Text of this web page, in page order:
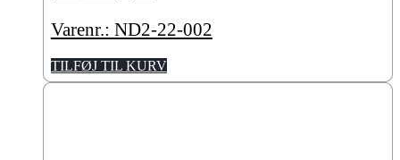
Varenr.: ND2-22-002
TILFØJ TIL KURV